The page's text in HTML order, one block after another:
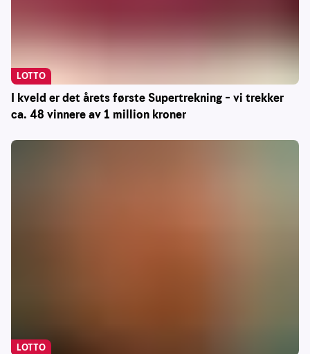
I kveld er det årets første Supertrekning – vi trekker
ca. 48 vinnere av 1 million kroner
LOTTO
LOTTO